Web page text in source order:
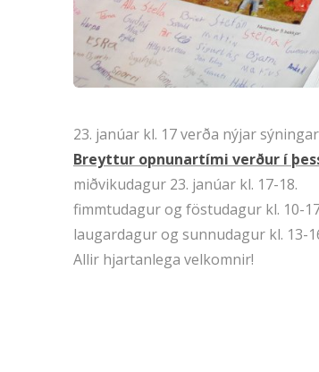
23. janúar kl. 17 verða nýjar
Breyttur opnunartími verður í
miðvikudagur 23. janúar kl. 17-18.
fimmtudagur og föstudagur kl. 10-
laugardagur og sunnudagur kl. 13-
Allir hjartanlega velkomnir!